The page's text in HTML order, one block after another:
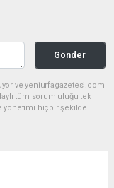
Gönder
ve yeniurfagazetesi.com
tüm sorumluluğu tek
yönetimi hiçbir şekilde